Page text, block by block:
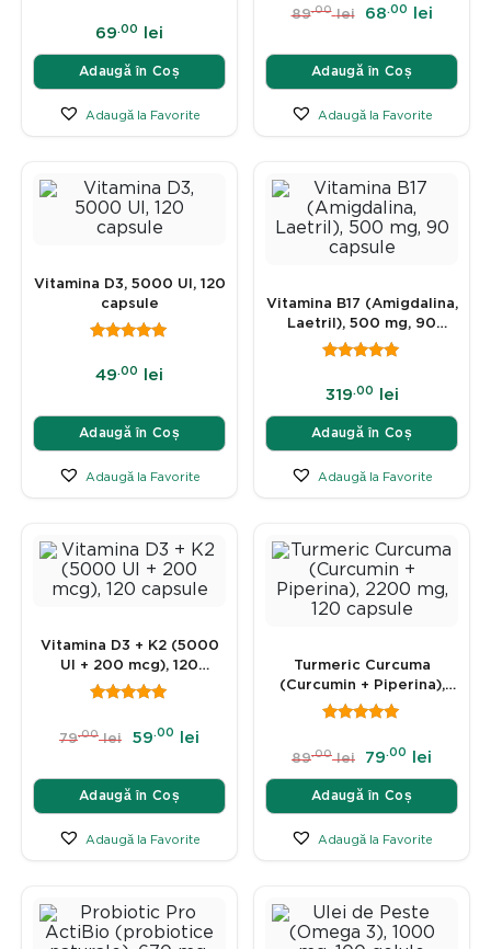
69 .00 lei
Adaugă în Coș
Adaugă la Favorite
89.00 lei 68 .00 lei
Adaugă în Coș
Adaugă la Favorite
Vitamina D3, 5000 UI, 120
capsule
49 .00 lei
Adaugă în Coș
Adaugă la Favorite
Vitamina B17 (Amigdalina,
Laetril), 500 mg, 90
capsule
319 .00 lei
Adaugă în Coș
Adaugă la Favorite
Vitamina D3 + K2 (5000
UI + 200 mcg), 120
capsule
79.00 lei 59.00 lei
Adaugă în Coș
Adaugă la Favorite
Turmeric Curcuma
(Curcumin + Piperina),
2200 mg, 120 capsule
89.00 lei 79.00 lei
Adaugă în Coș
Adaugă la Favorite